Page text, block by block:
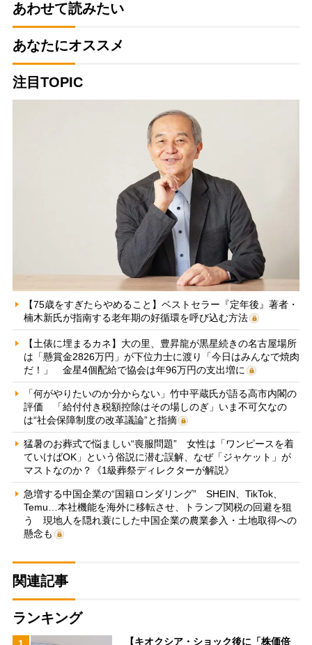
あわせて読みたい
あなたにオススメ
注目TOPIC
【75歳をすぎたらやめること】ベストセラー『定年後』著者・
楠木新氏が指南する老年期の好循環を呼び込む方法
【土俵に埋まるカネ】大の里、豊昇龍が黒星続きの名古屋場所
は「懸賞金2826万円」が下位力士に渡り「今日はみんなで焼肉
だ！」 金星4個配給で協会は年96万円の支出増に
「何がやりたいのか分からない」竹中平蔵氏が語る高市内閣の
評価 「給付付き税額控除はその場しのぎ」いま不可欠なの
は“社会保障制度の改革議論”と指摘
猛暑のお葬式で悩ましい“喪服問題” 女性は「ワンピースを着
ていけばOK」という俗説に潜む誤解、なぜ「ジャケット」が
マストなのか？《1級葬祭ディレクターが解説》
急増する中国企業の“国籍ロンダリング” SHEIN、TikTok、
Temu…本社機能を海外に移転させ、トランプ関税の回避を狙
う 現地人を隠れ蓑にした中国企業の農業参入・土地取得への
懸念も
関連記事
ランキング
【キオクシア・ショック後に「株価倍